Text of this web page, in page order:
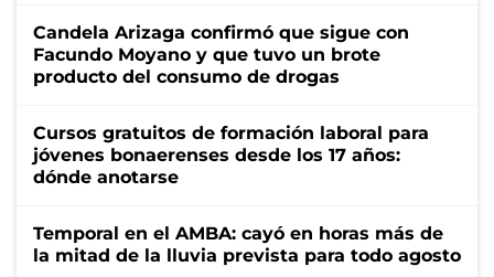
Candela Arizaga confirmó que sigue con
Facundo Moyano y que tuvo un brote
producto del consumo de drogas
Cursos gratuitos de formación laboral para
jóvenes bonaerenses desde los 17 años:
dónde anotarse
Temporal en el AMBA: cayó en horas más de
la mitad de la lluvia prevista para todo agosto